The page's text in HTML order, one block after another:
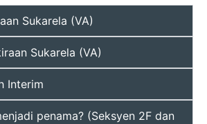
Sukarela (VA)
Sukarela (VA)
Interim
penama? (Seksyen 2F dan